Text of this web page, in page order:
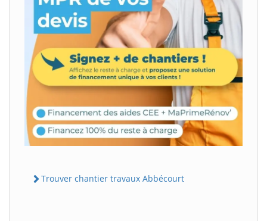
Trouver chantier travaux Abbécourt